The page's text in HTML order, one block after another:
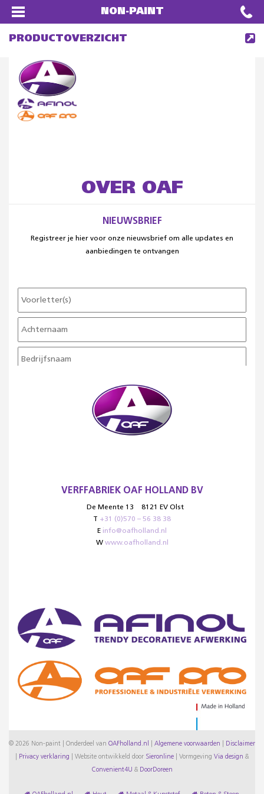
NON-PAINT
PRODUCTOVERZICHT
OVER OAF
NIEUWSBRIEF
Registreer je hier voor onze nieuwsbrief om alle updates en
aanbiedingen te ontvangen
VERFFABRIEK OAF HOLLAND BV
De Meente 13
8121 EV Olst
T +31 (0)570 – 56 38 38
E info@oafholland.nl
W www.oafholland.nl
© 2026 Non-paint | Onderdeel van OAFholland.nl Algemene voorwaarden Disclaimer
Privacy verklaring Website ontwikkeld door Sieronline Vormgeving Via design &
Convenient4U & DoorDoreen